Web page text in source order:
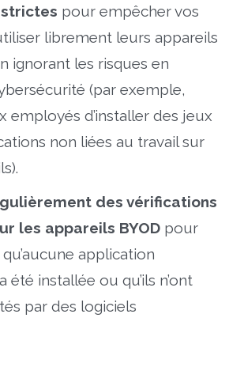
pour empêcher vos
librement leurs appareils
ignorant les risques en
(par exemple,
employés d’installer des jeux
non liées au travail sur
des vérifications
les appareils BYOD pour
application
été installée ou qu’ils n’ont
par des logiciels